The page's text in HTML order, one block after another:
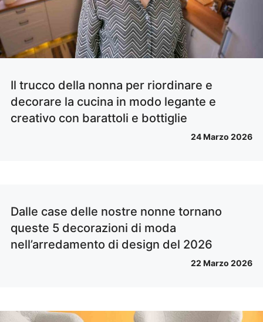
Il trucco della nonna per riordinare e
decorare la cucina in modo legante e
creativo con barattoli e bottiglie
24 Marzo 2026
Dalle case delle nostre nonne tornano
queste 5 decorazioni di moda
nell’arredamento di design del 2026
22 Marzo 2026